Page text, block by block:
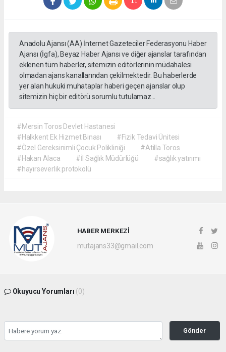
Anadolu Ajansı (AA) İnternet Gazeteciler Federasyonu Haber
Ajansı (İgfa), Beyaz Haber Ajansı ve diğer ajanslar tarafından
eklenen tüm haberler, sitemizin editörlerinin müdahalesi
olmadan ajans kanallarından çekilmektedir. Bu haberlerde
yer alan hukuki muhataplar haberi geçen ajanslar olup
sitemizin hiç bir editörü sorumlu tutulamaz...
#Mersin Toros Devlet Hastanesi
#Halkkent Ek Hizmet Binası
#Fizik Tedavi Ünitesi
#Özel Gereksinimli Çocuk Polikliniği
#Atilla Toros
#Hakan Alaca
#İl Sağlık Müdürlüğü
#sağlık yatırımı
#hayırseverlik protokolü
HABER MERKEZİ
mutajans33@gmail.com
Okuyucu Yorumları (0)
Gönder